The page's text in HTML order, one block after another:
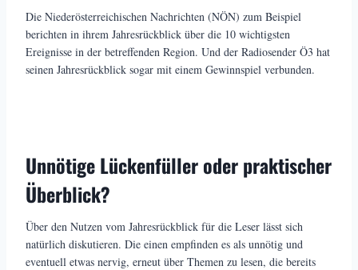
Die Niederösterreichischen Nachrichten (NÖN) zum Beispiel
berichten in ihrem Jahresrückblick über die 10 wichtigsten
Ereignisse in der betreffenden Region. Und der Radiosender Ö3 hat
seinen Jahresrückblick sogar mit einem Gewinnspiel verbunden.
Unnötige Lückenfüller oder praktischer
Überblick?
Über den Nutzen vom Jahresrückblick für die Leser lässt sich
natürlich diskutieren. Die einen empfinden es als unnötig und
eventuell etwas nervig, erneut über Themen zu lesen, die bereits